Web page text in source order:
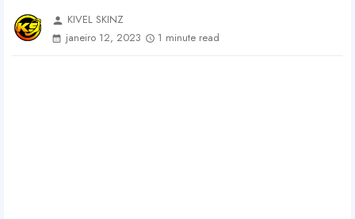
person KIVEL SKINZ
janeiro 12, 2023
1 minute read